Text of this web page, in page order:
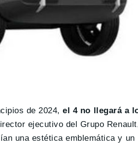
de 2024,el 4 no llegará a
ejecutivo del Grupo
una estética emblemática y un